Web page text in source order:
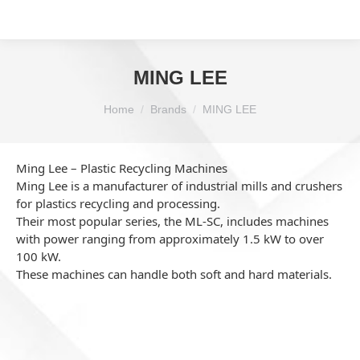
MING LEE
Home Brands MING LEE
Ming Lee – Plastic Recycling Machines
Ming Lee is a manufacturer of industrial mills and crushers
for plastics recycling and processing.
Their most popular series, the ML-SC, includes machines
with power ranging from approximately 1.5 kW to over
100 kW.
These machines can handle both soft and hard materials.